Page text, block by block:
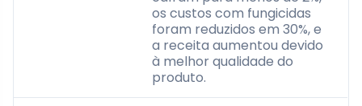
os custos com fungicidas
foram reduzidos em 30%, e
a receita aumentou devido
à melhor qualidade do
produto.